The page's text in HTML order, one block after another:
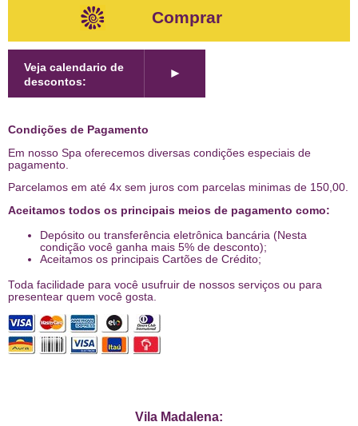
Comprar
Veja calendario de
descontos:
►
Condições de Pagamento
Em nosso Spa oferecemos diversas condições especiais de
pagamento.
Parcelamos em até 4x sem juros com parcelas minimas de 150,00.
Aceitamos todos os principais meios de pagamento como:
Depósito ou transferência eletrônica bancária (Nesta
condição você ganha mais 5% de desconto);
Aceitamos os principais Cartões de Crédito;
Toda facilidade para você usufruir de nossos serviços ou para
presentear quem você gosta.
Vila Madalena: